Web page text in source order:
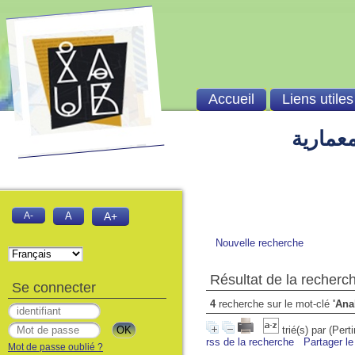
Nouvelle recherche
Résultat de la
4recherche sur le mot-clé
trié(s) par
rss de la recherche
Partager
Accueil Liens utiles
A- A A+
Se connecter
Mot de passe oublié ?